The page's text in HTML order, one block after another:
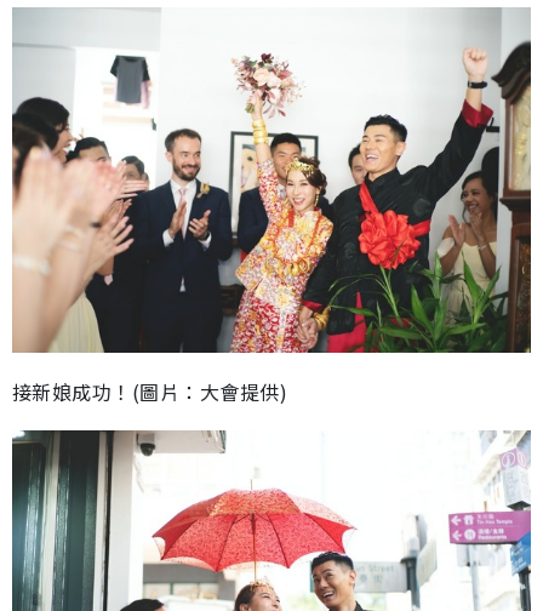
接新娘成功！(圖片：大會提供)